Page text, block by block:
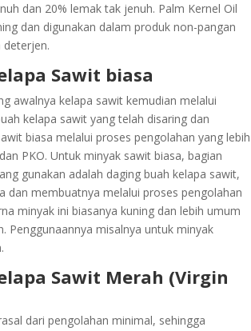
dan 20% lemak tak jenuh. Palm Kernel Oil
dan digunakan dalam produk non-pangan
deterjen.
Sawit biasa
awalnya kelapa sawit kemudian melalui
kelapa sawit yang telah disaring dan
biasa melalui proses pengolahan yang lebih
PKO. Untuk minyak sawit biasa, bagian
gunakan adalah daging buah kelapa sawit,
dan membuatnya melalui proses pengolahan
minyak ini biasanya kuning dan lebih umum
Penggunaannya misalnya untuk minyak
Sawit Merah (Virgin
dari pengolahan minimal, sehingga